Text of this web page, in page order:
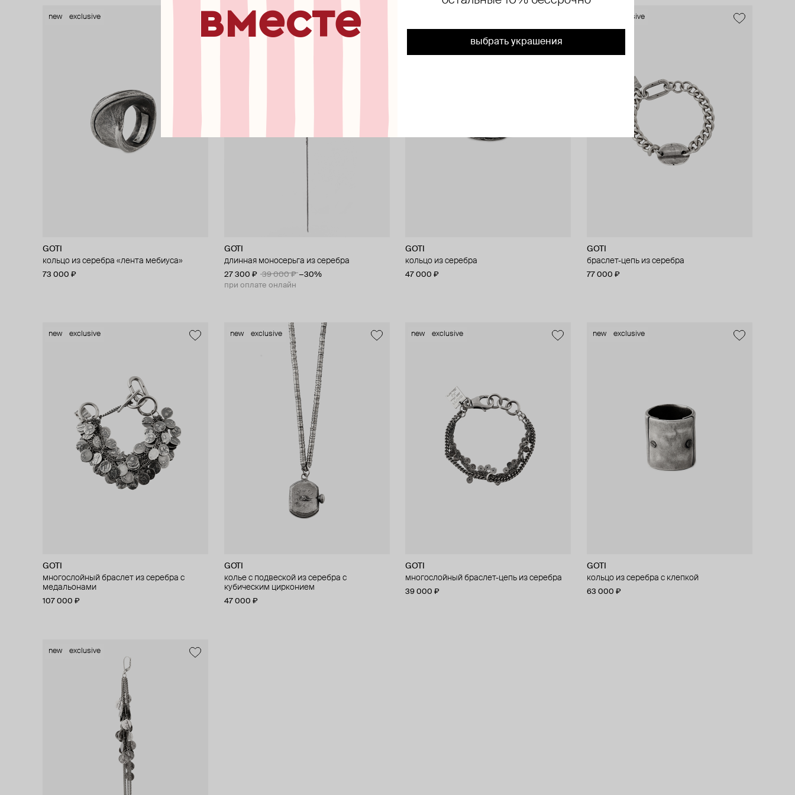
new exclusive
GOTI
кольцо из серебра «лента мебиуса»
73 000 ₽
exclusive
GOTI
длинная моносерьга из серебра
27 300 ₽ 39 000 ₽ −30%
при оплате онлайн
GOTI
кольцо из серебра
47 000 ₽
exclusive
GOTI
браслет-цепь из серебра
77 000 ₽
new exclusive
GOTI
многослойный браслет из серебра с
медальонами
107 000 ₽
new exclusive
GOTI
колье с подвеской из серебра с
кубическим цирконием
47 000 ₽
new exclusive
GOTI
многослойный браслет-цепь из серебра
39 000 ₽
new exclusive
GOTI
кольцо из серебра с клепкой
63 000 ₽
new exclusive
вместе
выбрать украшения